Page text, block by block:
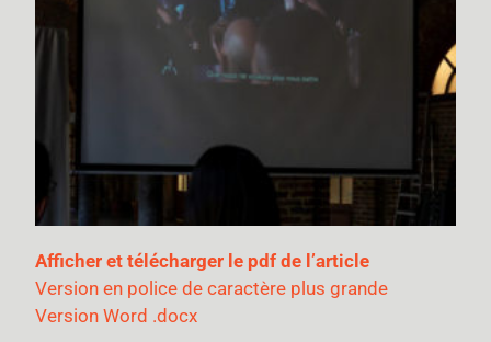
Afficher et télécharger le pdf de l’article
Version en police de caractère plus grande
Version Word .docx